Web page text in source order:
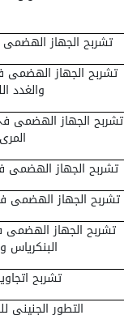
تشربح الجهاز الهضمى
تشربح الجهاز الهضمى
والغدد
تشربح الجهاز الهضمى
تشربح الجهاز الهضمى
تشربح الجهاز الهضمى
تشربح الجهاز الهضمى
البنكرياس
تشربح
التطور الجنينى